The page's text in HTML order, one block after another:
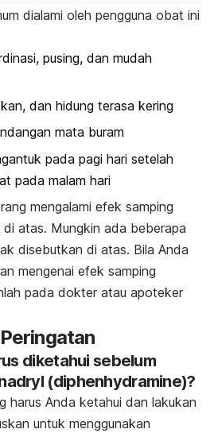
dialami oleh pengguna obat ini
pusing, dan mudah
dan hidung terasa kering
mata buram
pada pagi hari setelah
pada malam hari
mengalami efek samping
atas. Mungkin ada beberapa
disebutkan di atas. Bila Anda
mengenai efek samping
pada dokter atau apoteker
diketahui sebelum
(diphenhydramine)?
harus Anda ketahui dan lakukan
untuk menggunakan